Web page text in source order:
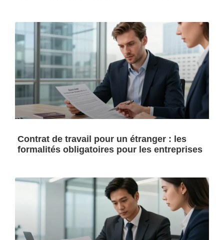
Contrat de travail pour un étranger : les
formalités obligatoires pour les entreprises